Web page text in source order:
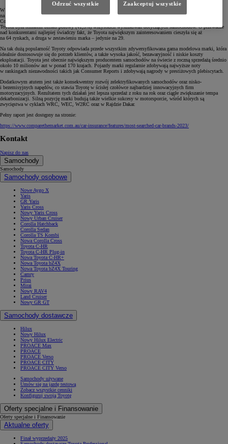
W 2023 roku Toyota ponownie była najczęściej wpisywaną w przeglądarce Google marką motoryzacyjną
na świecie, co dzieje się już czwarty raz z rzędu i piąty raz w ciągu ostatnich sześciu edycji badania. Portal
CompareTheMarket.com.au przeanalizował dane Google Trends pochodzące ze 155 krajów, według których
Toyota była tematem blisko połowy (41,3%) wszystkich wyszukiwań dotyczących samochodów. O przewadze
nad konkurentami najlepiej świadczy fakt, że Toyota największym zainteresowaniem cieszyła się aż
na 64 rynkach, a druga w zestawieniu marka – jedynie na 29.
Na tak dużą popularność Toyoty odpowiada przede wszystkim zdywersyfikowana gama modelowa marki, która
idealnie dostosowuje się do potrzeb klientów, a także wysoka jakość, bezawaryjność i niskie koszty
eksploatacji. Toyota jest obecnie największym producentem samochodów na świecie z roczną sprzedażą średnio
około 10 milionów aut w ponad 170 krajach. Pojazdy marki regularnie zdobywają najwyższe noty
w rankingach niezawodności takich jak Consumer Reports i zdobywają nagrody w prestiżowych plebiscytach.
Dodatkowym atutem jest także konsekwentny rozwój zelektryfikowanych samochodów oraz nisko-
i bezemisyjnych napędów, co stawia Toyotę w ścisłej czołówce najbardziej innowacyjnych firm
motoryzacyjnych. Rezultatem tych działań jest lepsza sprzedaż z roku na rok oraz ciągłe zwiększanie tempa
dekarbonizacji. Silną pozycję marki budują także wielkie sukcesy w motorsporcie, wśród których są
zwycięstwa w cyklach WRC, WEC, W2RC oraz w Rajdzie Dakar.
Pełny raport jest dostępny na stronie:
https://www.comparethemarket.com.au/car-insurance/features/most-searched-car-brands-2023/
Kontakt
Napisz do nas
Samochody
Samochody
Samochody osobowe
Nowe Aygo X
Yaris
GR Yaris
Yaris Cross
Nowy Yaris Cross
Nowy Urban Cruiser
Corolla Hatchback
Corolla Sedan
Corolla TS Kombi
Nowa Corolla Cross
Toyota C-HR
Toyota C-HR Plug-in
Nowa Toyota C-HR+
Nowa Toyota bZ4X
Nowa Toyota bZ4X Touring
Camry
Prius
Mirai
Nowy RAV4
Land Cruiser
Nowy GR GT
Samochody dostawcze
Hilux
Nowy Hilux
Nowy Hilux Electric
PROACE Max
PROACE
PROACE Verso
PROACE CITY
PROACE CITY Verso
Samochody używane
Umów się na jazdę testową
Zobacz wszystkie cenniki
Konfiguruj swoją Toyotę
Oferty specjalne i Finansowanie
Oferty specjalne i Finansowanie
Aktualne oferty
Finał wyprzedaży 2025
Odrzuć wszystkie Zaakceptuj wszystkie